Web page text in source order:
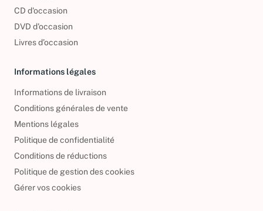
CD d'occasion
DVD d'occasion
Livres d’occasion
Informations légales
Informations de livraison
Conditions générales de vente
Mentions légales
Politique de confidentialité
Conditions de réductions
Politique de gestion des cookies
Gérer vos cookies